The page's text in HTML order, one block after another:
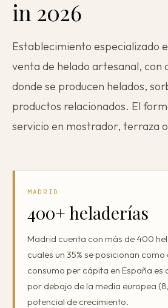
Why restaurants fail
My restaurant is closing
in 2026
Establecimiento especializado
venta de helado artesanal, con
donde se producen helados,
productos relacionados. El
servicio en mostrador, terraza
MADRID
400+ heladerías
Madrid cuenta con más de 400
cuales un 35% se posicionan
consumo per cápita en España es
por debajo de la media europea
potencial de crecimiento.